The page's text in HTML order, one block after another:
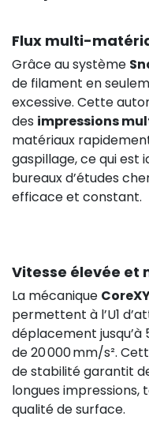
Flux multi-
Grâce au système
de filament en
excessive. Cette
des impressions
matériaux
gaspillage, ce qui est
bureaux d’études
efficace et constant.
Vitesse élevée et
La mécanique
permettent à l’U1
déplacement
de 20 000 mm/s².
de stabilité garantit
longues
qualité de surface.